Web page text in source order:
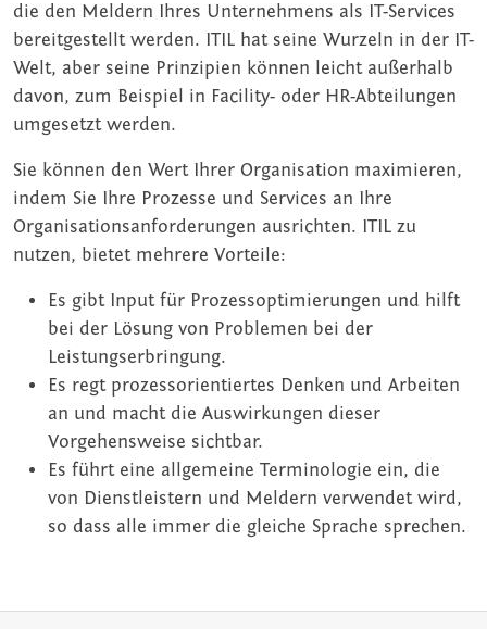
die den Meldern Ihres Unternehmens als IT-Services
bereitgestellt werden. ITIL hat seine Wurzeln in der IT-
Welt, aber seine Prinzipien können leicht außerhalb
davon, zum Beispiel in Facility- oder HR-Abteilungen
umgesetzt werden.
Sie können den Wert Ihrer Organisation maximieren,
indem Sie Ihre Prozesse und Services an Ihre
Organisationsanforderungen ausrichten. ITIL zu
nutzen, bietet mehrere Vorteile:
Es gibt Input für Prozessoptimierungen und hilft
bei der Lösung von Problemen bei der
Leistungserbringung.
Es regt prozessorientiertes Denken und Arbeiten
an und macht die Auswirkungen dieser
Vorgehensweise sichtbar.
Es führt eine allgemeine Terminologie ein, die
von Dienstleistern und Meldern verwendet wird,
so dass alle immer die gleiche Sprache sprechen.